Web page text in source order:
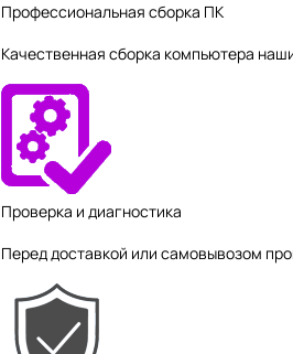
Профессиональная сборка ПК
Качественная сборка компьютера
Проверка и диагностика
Перед доставкой или самовывозом